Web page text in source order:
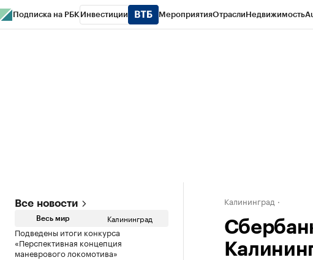
Подписка на РБК Инвестиции МероприятияОтраслиНедвижимость
Все новости
Весь мир Калининград
Подведены итоги конкурса
«Перспективная концепция
маневрового локомотива»
Калининград